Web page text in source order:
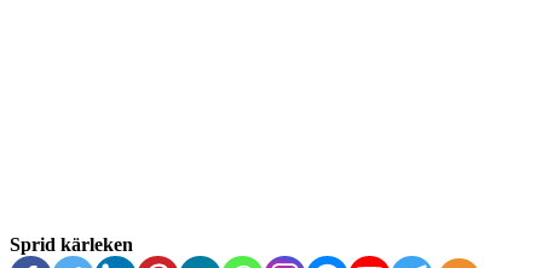
Sprid kärleken